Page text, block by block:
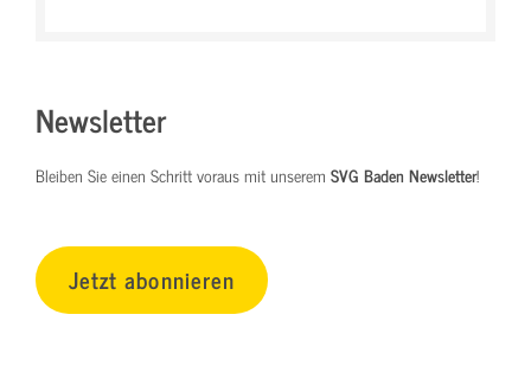
Newsletter
Bleiben Sie einen Schritt voraus mit unserem SVG Baden Newsletter!
Jetzt abonnieren